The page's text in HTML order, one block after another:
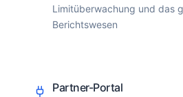
Limitüberwachung und das
Berichtswesen
Partner-Portal